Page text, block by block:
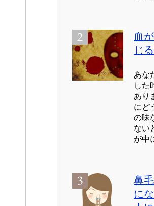
血
じ
あな
した
あり
にど
の味
ない
が中
鼻
に